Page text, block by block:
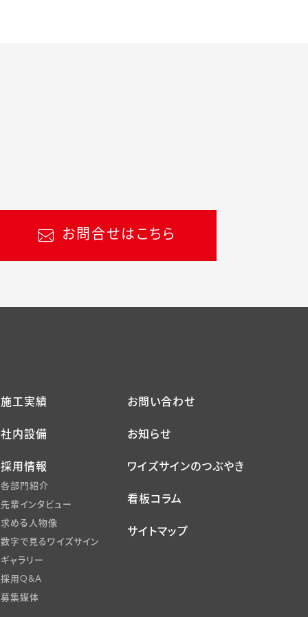
お問合せはこちら
施工実績
社内設備
採用情報
各部門紹介
先輩インタビュー
求める人物像
数字で見るワイズサイン
ギャラリー
採用Q&A
募集媒体
お問い合わせ
お知らせ
ワイズサインのつぶやき
看板コラム
サイトマップ